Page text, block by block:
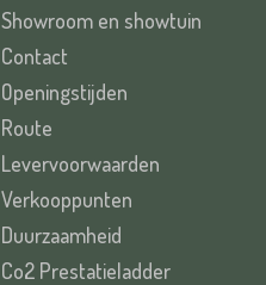
Showroom en showtuin
Contact
Openingstijden
Route
Levervoorwaarden
Verkooppunten
Duurzaamheid
Co2 Prestatieladder